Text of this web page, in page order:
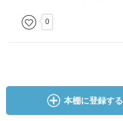
0
本棚に登録する